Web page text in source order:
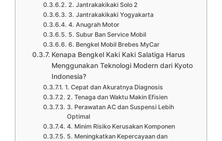
2. Jantrakakikaki Solo 2
3. Jantrakakikaki Yogyakarta
4. Anugrah Motor
5. Subur Ban Service Mobil
6. Bengkel Mobil Brebes MyCar
Kenapa Bengkel Kaki Kaki Salatiga Harus
Menggunakan Teknologi Modern dari Kyoto
Indonesia?
1. Cepat dan Akuratnya Diagnosis
2. Tenaga dan Waktu Makin Efisien
3. Perawatan AC dan Suspensi Lebih
Optimal
4. Minim Risiko Kerusakan Komponen
5. Meningkatkan Kepercayaan dan